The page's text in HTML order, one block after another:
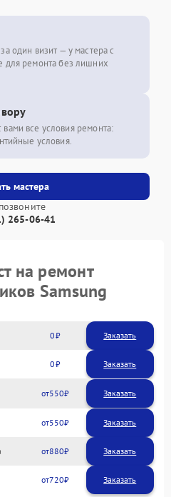
мастера
265-06-41
один визит — у мастера с
для ремонта без лишних
все условия ремонта:
условия.
на ремонт
Samsung
0 Заказать
0 Заказать
550
550
880
720